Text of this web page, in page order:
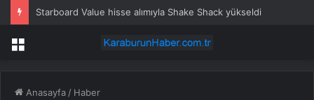
Starboard Value hisse alımıyla Shake Shack yükseldi
Menü
Anasayfa / Haber